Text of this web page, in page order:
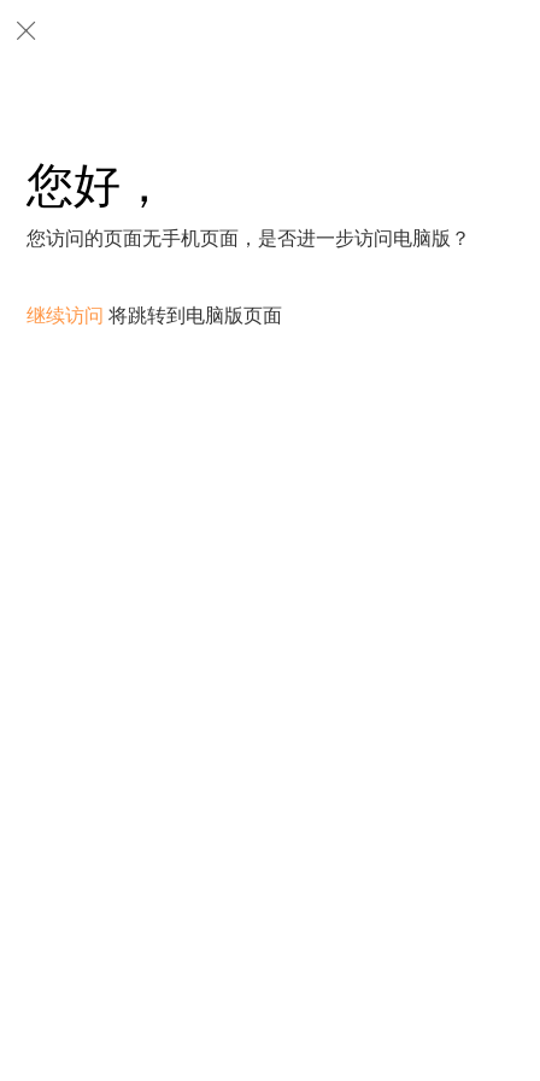
您好，
您访问的页面无手机页面，是否进一步访问电脑版？
继续访问 将跳转到电脑版页面